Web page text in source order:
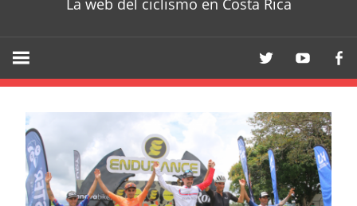
La web del ciclismo en Costa Rica